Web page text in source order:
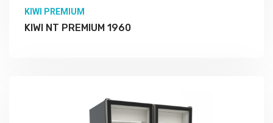
KIWI PREMIUM
KIWI NT PREMIUM 1960
Подробно Изучить